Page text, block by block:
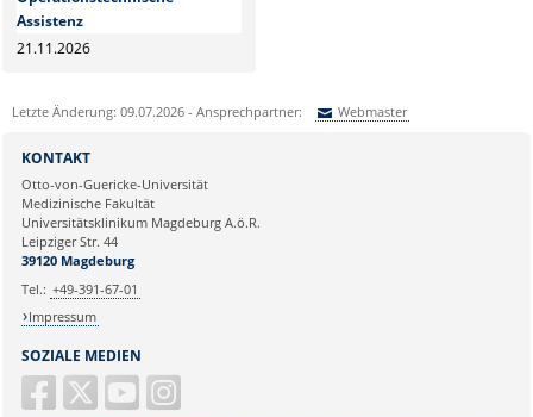
Assistenz
21.11.2026
Letzte Änderung: 09.07.2026 - Ansprechpartner: Webmaster
Ihre E-Mailadresse:
Ihr Anliegen:
SOZIALE MEDIEN
KONTAKT
Otto-von-Guericke-Universität
Medizinische Fakultät
Universitätsklinikum Magdeburg A.ö.R.
Leipziger Str. 44
39120 Magdeburg
Tel.: +49-391-67-01
Impressum